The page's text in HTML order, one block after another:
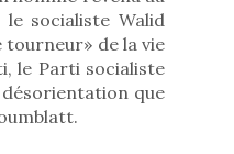
socialiste Walid
de la vie
le Parti socialiste
désorientation que